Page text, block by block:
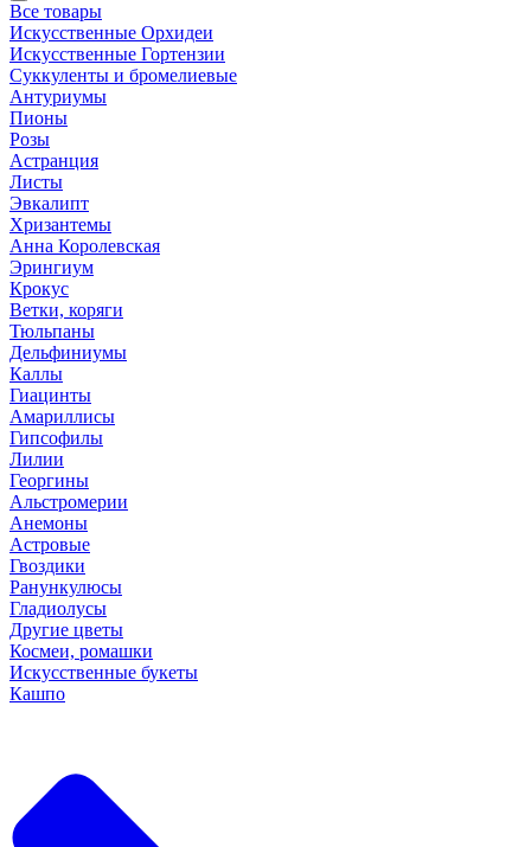
Все товары
Искусственные Орхидеи
Искусственные Гортензии
Суккуленты и бромелиевые
Антуриумы
Пионы
Розы
Астранция
Листы
Эвкалипт
Хризантемы
Анна Королевская
Эрингиум
Крокус
Ветки, коряги
Тюльпаны
Дельфиниумы
Каллы
Гиацинты
Амариллисы
Гипсофилы
Лилии
Георгины
Альстромерии
Анемоны
Астровые
Гвоздики
Ранункулюсы
Гладиолусы
Другие цветы
Космеи, ромашки
Искусственные букеты
Кашпо